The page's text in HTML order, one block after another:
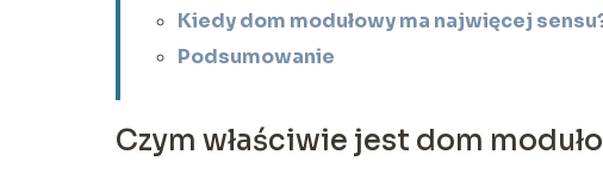
Kiedy dom modułowy ma najwięcej
Podsumowanie
Czym właściwie jest dom